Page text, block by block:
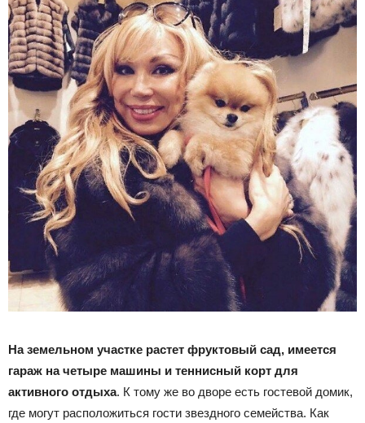
На земельном участке растет фруктовый сад, имеется
гараж на четыре машины и теннисный корт для
активного отдыха. К тому же во дворе есть гостевой домик,
где могут расположиться гости звездного семейства. Как